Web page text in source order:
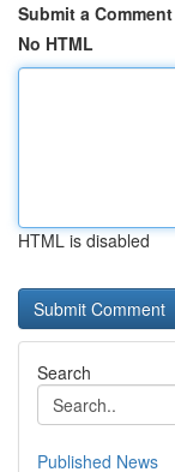
Submit a Comment
No HTML
HTML is disabled
Search
Published News